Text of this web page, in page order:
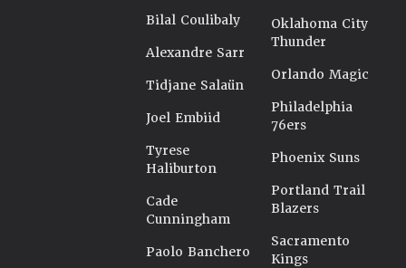
Bilal Coulibaly
Alexandre Sarr
Tidjane Salaün
Joel Embiid
Tyrese
Haliburton
Cade
Cunningham
Paolo Banchero
Oklahoma City
Thunder
Orlando Magic
Philadelphia
76ers
Phoenix Suns
Portland Trail
Blazers
Sacramento
Kings